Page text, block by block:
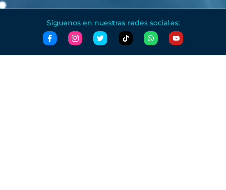
Síguenos en nuestras redes sociales: